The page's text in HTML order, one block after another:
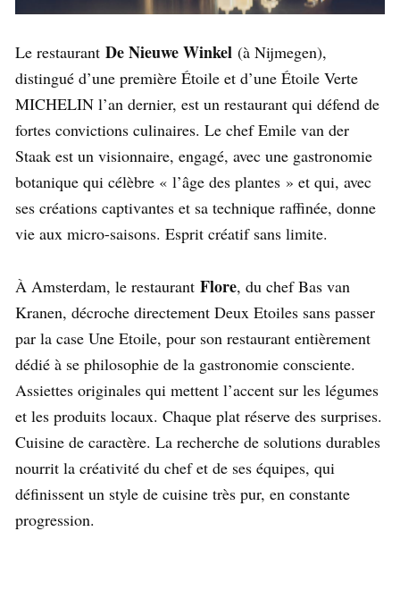
Le restaurant De Nieuwe Winkel (à Nijmegen),
distingué d’une première Étoile et d’une Étoile Verte
MICHELIN l’an dernier, est un restaurant qui défend de
fortes convictions culinaires. Le chef Emile van der
Staak est un visionnaire, engagé, avec une gastronomie
botanique qui célèbre « l’âge des plantes » et qui, avec
ses créations captivantes et sa technique raffinée, donne
vie aux micro-saisons. Esprit créatif sans limite.
À Amsterdam, le restaurant Flore, du chef Bas van
Kranen, décroche directement Deux Etoiles sans passer
par la case Une Etoile, pour son restaurant entièrement
dédié à se philosophie de la gastronomie consciente.
Assiettes originales qui mettent l’accent sur les légumes
et les produits locaux. Chaque plat réserve des surprises.
Cuisine de caractère. La recherche de solutions durables
nourrit la créativité du chef et de ses équipes, qui
définissent un style de cuisine très pur, en constante
progression.